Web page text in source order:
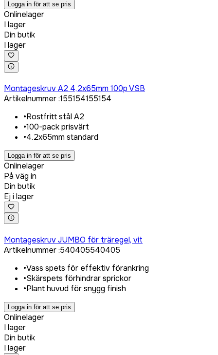
Logga in för att se pris
Onlinelager
I lager
Din butik
I lager
Montageskruv A2 4,2x65mm 100p VSB
Artikelnummer:155154155154
•Rostfritt stål A2
•100-pack prisvärt
•4.2x65mm standard
Logga in för att se pris
Onlinelager
På väg in
Din butik
Ej i lager
Montageskruv JUMBO för träregel, vit
Artikelnummer:540405540405
•Vass spets för effektiv förankring
•Skärspets förhindrar sprickor
•Plant huvud för snygg finish
Logga in för att se pris
Onlinelager
I lager
Din butik
I lager